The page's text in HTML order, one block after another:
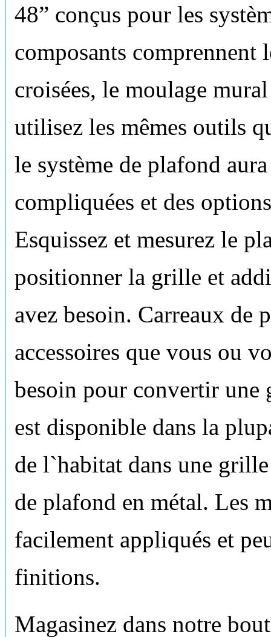
48” conçus pour les
composants comprennent
croisées, le moulage
utilisez les mêmes outils
le système de plafond
compliquées et des
Esquissez et mesurez le
positionner la grille et
avez besoin. Carreaux de
accessoires que vous ou
besoin pour convertir
est disponible dans la
de l`habitat dans une
de plafond en métal. Les
facilement appliqués et
finitions.
Magasinez dans notre